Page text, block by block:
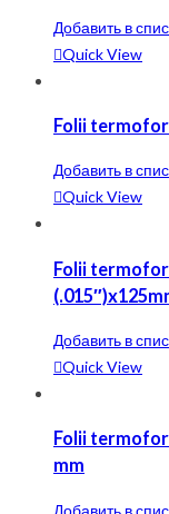
Добавить в
Quick View
Folii
Добавить в
Quick View
Folii
Добавить в
Quick View
Folii
mm
Добавить в